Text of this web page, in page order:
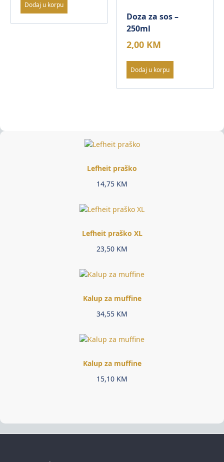
Dodaj u korpu
Doza za sos –
250ml
2,00 KM
Dodaj u korpu
Lefheit praško
14,75 KM
Lefheit praško XL
23,50 KM
Kalup za muffine
34,55 KM
Kalup za muffine
15,10 KM